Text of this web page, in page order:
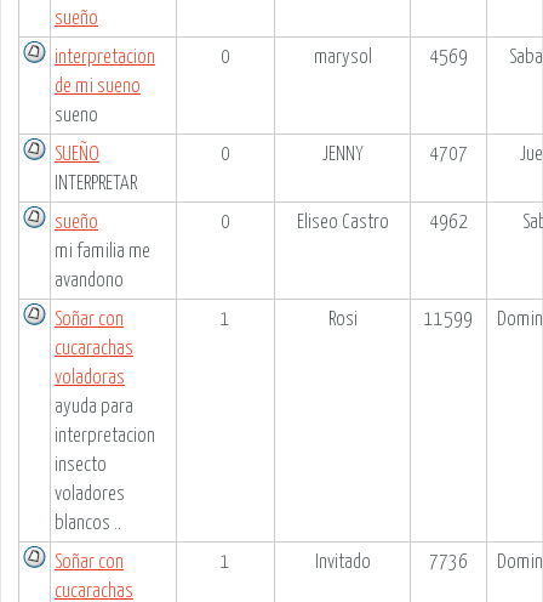
sueño
interpretacion
de mi sueno
sueno
0 marysol 4569
SUEÑO
INTERPRETAR
0 JENNY 4707
sueño
mi familia me
avandono
0 Eliseo Castro 4962
Soñar con
cucarachas
voladoras
ayuda para
interpretacion
insecto
voladores
blancos ..
1 Rosi 11599
Soñar con
cucarachas
1 Invitado 7736